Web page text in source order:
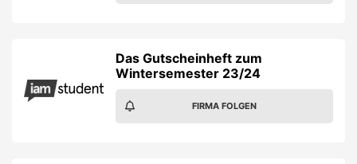
Das Gutscheinheft zum
Wintersemester 23/24
FIRMA FOLGEN